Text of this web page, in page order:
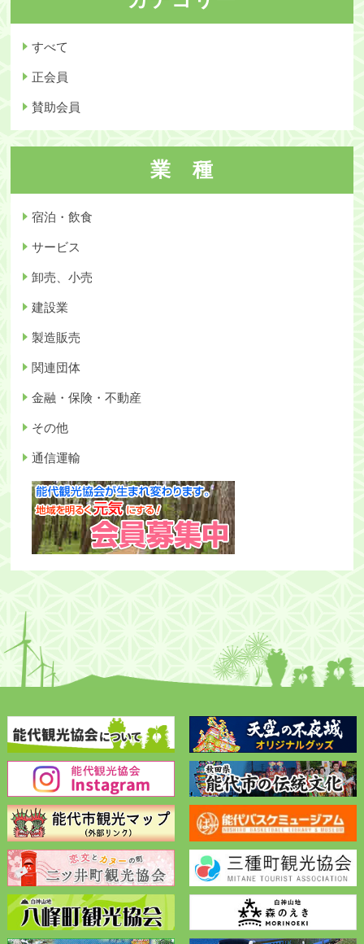
すべて
正会員
賛助会員
業 種
宿泊・飲食
サービス
卸売、小売
建設業
製造販売
関連団体
金融・保険・不動産
その他
通信運輸